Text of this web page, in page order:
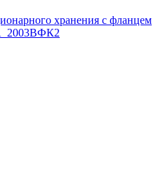
хранения с фланцем